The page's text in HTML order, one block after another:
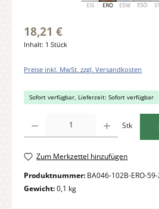
18,21 €
Inhalt: 1 Stück
Preise inkl. MwSt. zzgl. Versandkosten
Sofort verfügbar, Lieferzeit: Sofort verfügbar
Stk
Zum Merkzettel hinzufügen
Produktnummer: BA046-102B-ERO-
Gewicht:0,1 kg